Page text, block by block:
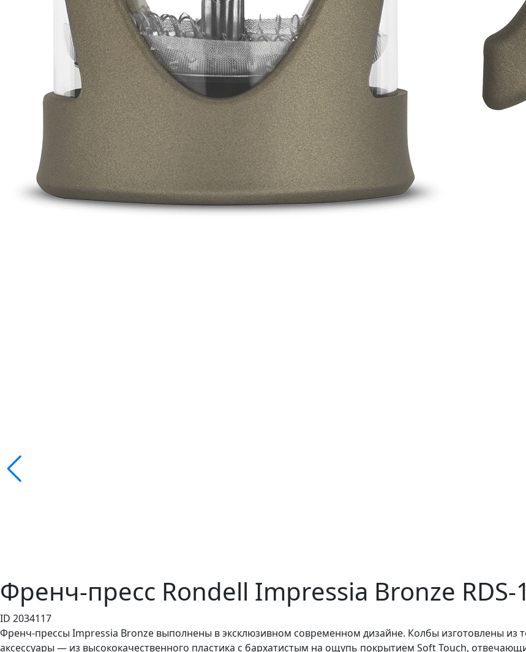
Френч-пресс Rondell Impressia Bronze
ID 2034117
Френч-прессы Impressia Bronze выполнены в эксклюзивном современном дизайне. Колбы изготовлены из
аксессуары — из высококачественного пластика с бархатистым на ощупь покрытием Soft Touch,